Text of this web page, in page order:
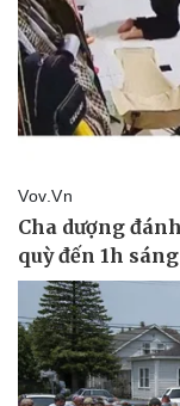
Lịch thi đấu bóng đá
Thế giới thể thao
eSports
Hậu trường